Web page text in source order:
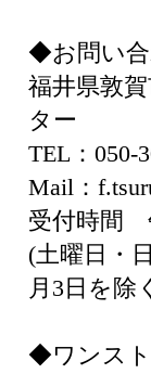
◆お問い
福井県敦
ター
TEL：050-
Mail：
受付時間
(土曜日・
月3日を除
◆ワンスト